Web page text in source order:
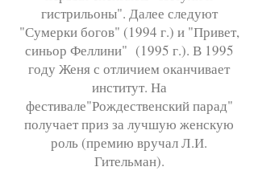
гистрильоны". Далее следуют
"Сумерки богов" (1994 г.) и "Привет,
синьор Феллини" (1995 г.). В 1995
году Женя с отличием оканчивает
институт. На
фестивале"Рождественский парад"
получает приз за лучшую женскую
роль (премию вручал Л.И.
Гительман).